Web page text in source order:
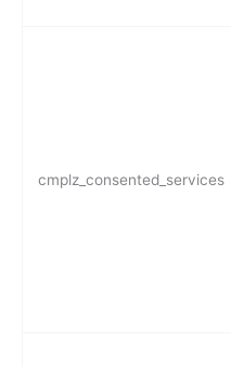
cmplz_consented_services